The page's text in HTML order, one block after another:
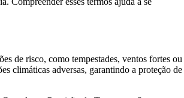
de risco, como tempestades, ventos fortes ou
climáticas adversas, garantindo a proteção de